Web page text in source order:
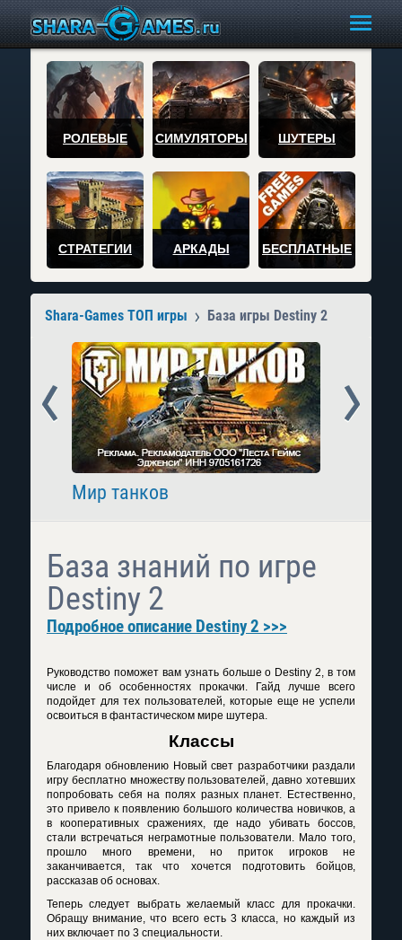
РОЛЕВЫЕ СИМУЛЯТОРЫ ШУТЕРЫ
СТРАТЕГИИ АРКАДЫ БЕСПЛАТНЫЕ
Shara-Games ТОП игры База игры Destiny 2
Мир танков
Prev
База знаний по игре
Destiny 2
Подробное описание Destiny 2 >>>
Руководство поможет вам узнать больше о Destiny 2, в том
числе и об особенностях прокачки. Гайд лучше всего
подойдет для тех пользователей, которые еще не успели
освоиться в фантастическом мире шутера.
Классы
Благодаря обновлению Новый свет разработчики раздали
игру бесплатно множеству пользователей, давно хотевших
попробовать себя на полях разных планет. Естественно,
это привело к появлению большого количества новичков, а
в кооперативных сражениях, где надо убивать боссов,
стали встречаться неграмотные пользователи. Мало того,
прошло много времени, но приток игроков не
заканчивается, так что хочется подготовить бойцов,
рассказав об основах.
Теперь следует выбрать желаемый класс для прокачки.
Обращу внимание, что всего есть 3 класса, но каждый из
них включает по 3 специальности.